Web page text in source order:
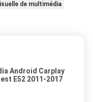
de multimédia
Android Carplay
E52 2011-2017